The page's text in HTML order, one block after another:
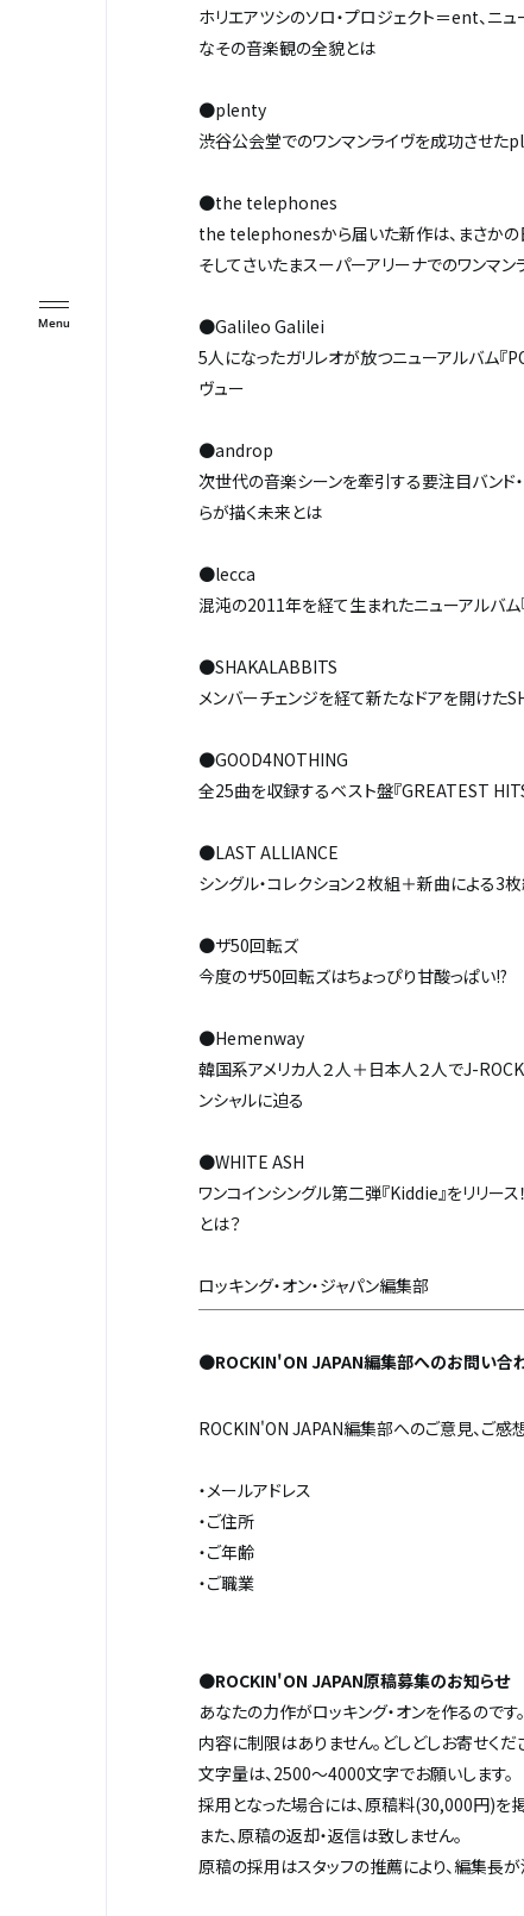
ホリエアツシのソロ・プロジェクト＝ent、ニ
なその音楽観の全貌とは
●plenty
渋谷公会堂でのワンマンライヴを成功させ
●the telephones
the telephonesから届いた新作は、まさかの
そしてさいたまスーパーアリーナでのワンマンラ
●Galileo Galilei
5人になったガリレオが放つニューアルバム
ヴュー
●androp
次世代の音楽シーンを牽引する要注目バンド
らが描く未来とは
●lecca
混沌の2011年を経て生まれたニューアルバ
●SHAKALABBITS
メンバーチェンジを経て新たなドアを開けた
●GOOD4NOTHING
全25曲を収録するベスト盤『GREATEST
●LAST ALLIANCE
シングル・コレクション２枚組＋新曲による
●ザ50回転ズ
今度のザ50回転ズはちょっぴり甘酸っぱい!?
●Hemenway
韓国系アメリカ人２人＋日本人２人でJ-
ンシャルに迫る
●WHITE ASH
ワンコインシングル第二弾『Kiddie』をリリ
とは？
ロッキング・オン・ジャパン編集部
●ROCKIN'ON JAPAN編集部へのお問い合
ROCKIN'ON JAPAN編集部へのご意見、ご感
・メールアドレス
・ご住所
・ご年齢
・ご職業
●ROCKIN'ON JAPAN原稿募集のお知らせ
あなたの力作がロッキング・オンを作るのです。
内容に制限はありません。どしどしお寄せくだ
文字量は、2500～4000文字でお願いします。
採用となった場合には、原稿料(30,000円)を
また、原稿の返却・返信は致しません。
原稿の採用はスタッフの推薦により、編集長